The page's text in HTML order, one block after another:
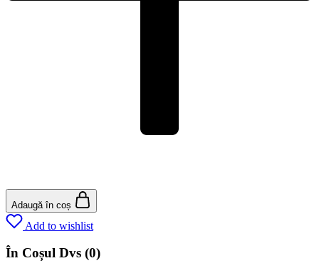
Adaugă în coș
Add to wishlist
În Coșul Dvs (0)